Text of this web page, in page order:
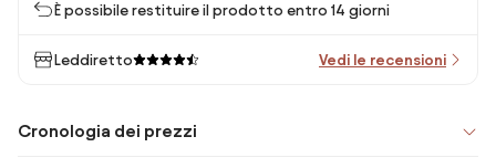
È possibile restituire il prodotto entro 14 giorni
Leddiretto Vedi le recensioni
Cronologia dei prezzi